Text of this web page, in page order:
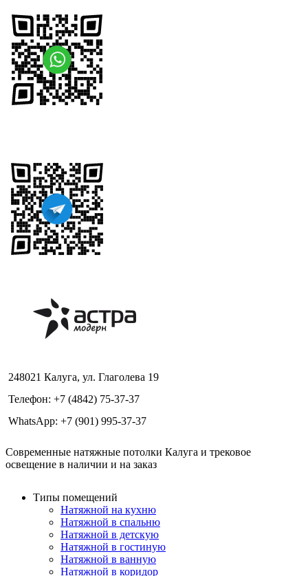
248021 Калуга, ул. Глаголева 19
Телефон: +7 (4842) 75-37-37
WhatsApp: +7 (901) 995-37-37
Современные натяжные потолки Калуга и трековое
освещение в наличии и на заказ
Типы помещений
Натяжной на кухню
Натяжной в спальню
Натяжной в детскую
Натяжной в гостиную
Натяжной в ванную
Натяжной в коридор